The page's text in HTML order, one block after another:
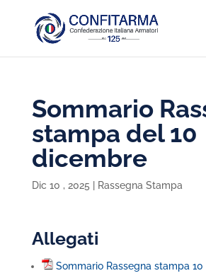
Sommario
stampa del 10
dicembre
Dic 10 , 2025 Rassegna Stampa
Allegati
Sommario Rassegna stampa